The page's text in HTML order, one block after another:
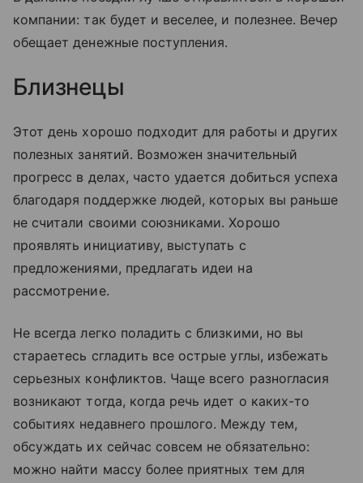
компании: так будет и веселее, и полезнее. Вечер
обещает денежные поступления.
Близнецы
Этот день хорошо подходит для работы и других
полезных занятий. Возможен значительный
прогресс в делах, часто удается добиться успеха
благодаря поддержке людей, которых вы раньше
не считали своими союзниками. Хорошо
проявлять инициативу, выступать с
предложениями, предлагать идеи на
рассмотрение.
Не всегда легко поладить с близкими, но вы
стараетесь сгладить все острые углы, избежать
серьезных конфликтов. Чаще всего разногласия
возникают тогда, когда речь идет о каких-то
событиях недавнего прошлого. Между тем,
обсуждать их сейчас совсем не обязательно:
можно найти массу более приятных тем для